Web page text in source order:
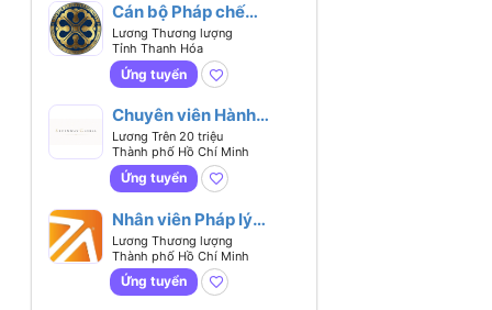
Cán bộ Pháp chế
Doanh nghiệp
Lương Thương lượng
Tỉnh Thanh Hóa
Ứng tuyển
Chuyên viên Hành
chính nhân sự -
Biết tiếng
Anh hoặc tiếng Trung
Lương Trên 20 triệu
Thành phố Hồ Chí Minh
Ứng tuyển
Nhân viên Pháp lý
(Legal Executive)
Lương Thương lượng
Thành phố Hồ Chí Minh
Ứng tuyển